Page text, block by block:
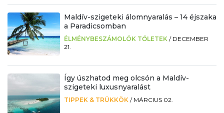
Maldív-szigeteki álomnyaralás – 14 éjszaka
a Paradicsomban
ÉLMÉNYBESZÁMOLÓK TŐLETEK / DECEMBER
21.
Így úszhatod meg olcsón a Maldív-
szigeteki luxusnyaralást
TIPPEK & TRÜKKÖK / MÁRCIUS 02.